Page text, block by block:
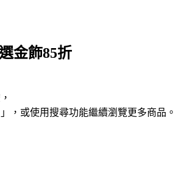
金飾85折
，或使用搜尋功能繼續瀏覽更多商品。